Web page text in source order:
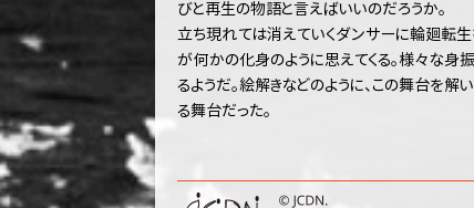
びと再生の物語と言えばいいのだろうか。
立ち現れては消えていくダンサーに輪廻転
が何かの化身のように思えてくる。様々な身
るようだ。絵解きなどのように、この舞台を
る舞台だった。